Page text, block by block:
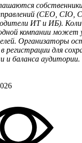
(CEO, CIO,
ИТ и ИБ).
компании может
Организаторы
регистрации для
и баланса аудитории.